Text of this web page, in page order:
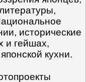
исторические
и гейшах,
кухни.